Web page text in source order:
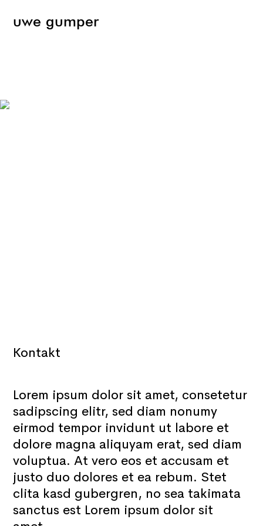
Kontakt
Lorem ipsum dolor sit amet, consetetur
sadipscing elitr, sed diam nonumy
eirmod tempor invidunt ut labore et
dolore magna aliquyam erat, sed diam
voluptua. At vero eos et accusam et
justo duo dolores et ea rebum. Stet
clita kasd gubergren, no sea takimata
sanctus est Lorem ipsum dolor sit
uwe gumper